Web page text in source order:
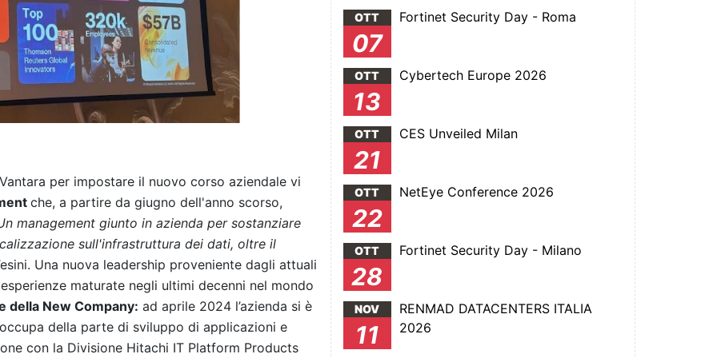
per impostare il nuovo corso aziendale vi
che, a partire da giugno dell'anno scorso,
management giunto in azienda per sostanziare
sull'infrastruttura dei dati, oltre il
Una nuova leadership proveniente dagli attuali
maturate negli ultimi decenni nel mondo
della New Company: ad aprile 2024 l’azienda si è
della parte di sviluppo di applicazioni e
con la Divisione Hitachi IT Platform Products
OTT
07
Fortinet Security Day - Roma
OTT
13
Cybertech Europe 2026
OTT
21
CES Unveiled Milan
OTT
22
NetEye Conference 2026
OTT
28
Fortinet Security Day - Milano
NOV
11
RENMAD DATACENTERS ITALIA
2026